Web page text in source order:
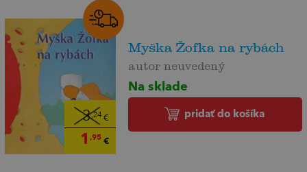
3,24€
1 ,95€
Myška Žofka na rybách
autor neuvedený
Na sklade
pridať do košíka